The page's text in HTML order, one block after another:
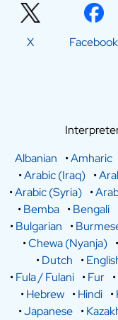
X Facebook
Albanian
•Amharic
•Arabic (Iraq) •
•Arabic (Syria) •
•Bemba •Bengali
•Bulgarian •
•Chewa (Nyanja) •
•Dutch •
•Fula / Fulani •Fur •
•Hebrew •Hindi •
•Japanese •